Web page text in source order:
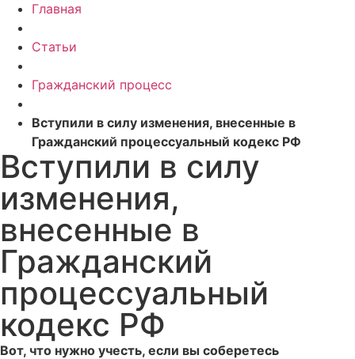
Главная
Статьи
Гражданский процесс
Вступили в силу изменения, внесенные в
Гражданский процессуальный кодекс РФ
Вступили в силу
изменения,
внесенные в
Гражданский
процессуальный
кодекс РФ
Вот, что нужно учесть, если вы соберетесь